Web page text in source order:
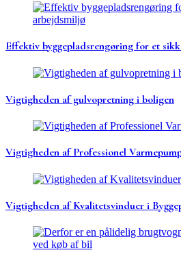
Effektiv byggepladsrengøring for et
Vigtigheden af gulvopretning i boligen
Vigtigheden af Professionel
Vigtigheden af Kvalitetsvinduer i